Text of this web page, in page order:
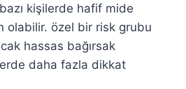
kişilerde hafif mide
olabilir. özel bir risk grubu
hassas bağırsak
daha fazla dikkat